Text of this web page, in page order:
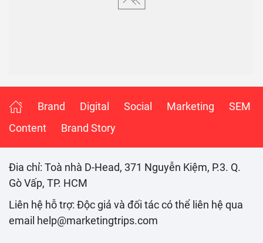
Brand Digital Social Marketing
SEM
Content
Brand Story
Đia chỉ: Toà nhà D-Head, 371 Nguyễn Kiệm, P.3. Q.
Gò Vấp, TP. HCM
Liên hệ hỗ trợ: Độc giả và đối tác có thể liên hệ qua
email help@marketingtrips.com